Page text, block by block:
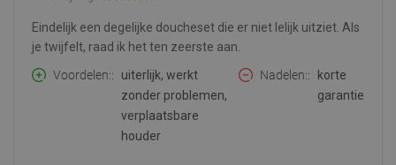
Eindelijk een degelijke doucheset die er niet lelijk uitziet. Als
je twijfelt, raad ik het ten zeerste aan.
Voordelen:
uiterlijk, werkt
zonder problemen,
verplaatsbare
houder
Nadelen:
korte
garantie